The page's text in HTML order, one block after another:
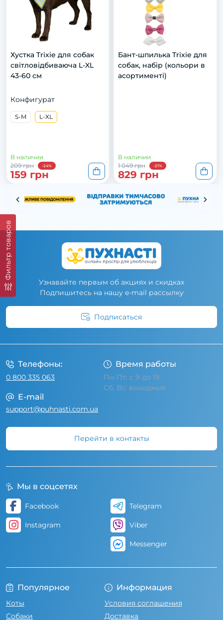
Фильтр товаров
Хустка Trixie для собак
світловідбиваюча L-XL
43-60 см
Конфигурат
S-M L-XL
В наличии
209 грн
-24%
159 грн
Бант-шпилька Trixie для
собак, набір (кольори в
асортименті)
В наличии
1 049 грн
-21%
829 грн
Узнавайте первым об акциях и скидках
Подпишитесь на нашу e-mail рассылку
Подписаться
Телефоны:
0 800 335 063
Время работы
Пн-Пт: с 9 до 19
Сб, Вс: выходные
E-mail
support@puhnasti.com.ua
Перейти в контакты
Популярное
Коты
Собаки
Информация
Условия соглашения
Доставка
Мы в соцсетях
Facebook
Instagram
Telegram
Viber
Messenger